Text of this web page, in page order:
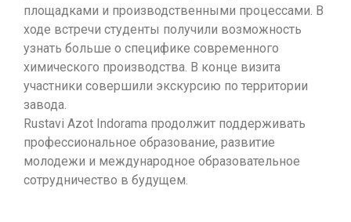
площадками и производственными процессами. В
ходе встречи студенты получили возможность
узнать больше о специфике современного
химического производства. В конце визита
участники совершили экскурсию по территории
завода.
Rustavi Azot Indorama продолжит поддерживать
профессиональное образование, развитие
молодежи и международное образовательное
сотрудничество в будущем.